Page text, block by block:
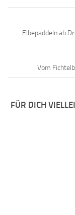
Elbepaddeln ab
Vom
FÜR DICH